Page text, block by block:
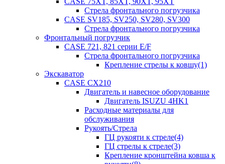
Стрела фронтального погрузчика
CASE SV185, SV250, SV280, SV300
Стрела фронтального погрузчика
Фронтальный погрузчик
CASE 721, 821 серии E/F
Стрела фронтального погрузчика
Крепление стрелы к ковшу(1)
Экскаватор
CASE CX210
Двигатель и навесное оборудование
Двигатель ISUZU 4HK1
Расходные материалы для
обслуживания
Рукоять/Стрела
ГЦ рукояти к стреле(4)
ГЦ стрелы к стреле(3)
Крепление кронштейна ковша к